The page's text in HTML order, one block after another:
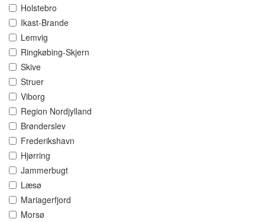
Holstebro
Ikast-Brande
Lemvig
Ringkøbing-Skjern
Skive
Struer
Viborg
Region Nordjylland
Brønderslev
Frederikshavn
Hjørring
Jammerbugt
Læsø
Mariagerfjord
Morsø